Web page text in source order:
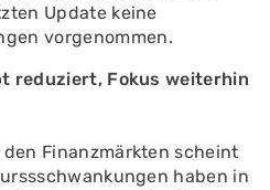
Update keine
vorgenommen.
reduziert, Fokus weiterhin
den Finanzmärkten scheint
haben in